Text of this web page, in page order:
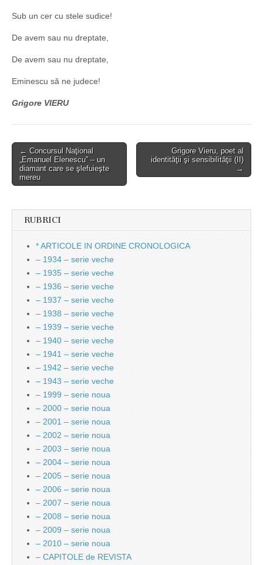
Sub un cer cu stele sudice!
De avem sau nu dreptate,
De avem sau nu dreptate,
Eminescu să ne judece!
Grigore VIERU
Post
navigation
← Concursul Naţional
„Emanuel Elenescu” – un
diamant care se şlefuieşte
mereu
Grigore Vieru, poet al
identităţii şi sensibilităţii (II)
→
RUBRICI
* ARTICOLE IN ORDINE CRONOLOGICA
– 1934 – serie veche
– 1935 – serie veche
– 1936 – serie veche
– 1937 – serie veche
– 1938 – serie veche
– 1939 – serie veche
– 1940 – serie veche
– 1941 – serie veche
– 1942 – serie veche
– 1943 – serie veche
– 1999 – serie noua
– 2000 – serie noua
– 2001 – serie noua
– 2002 – serie noua
– 2003 – serie noua
– 2004 – serie noua
– 2005 – serie noua
– 2006 – serie noua
– 2007 – serie noua
– 2008 – serie noua
– 2009 – serie noua
– 2010 – serie noua
– CAPITOLE de REVISTA